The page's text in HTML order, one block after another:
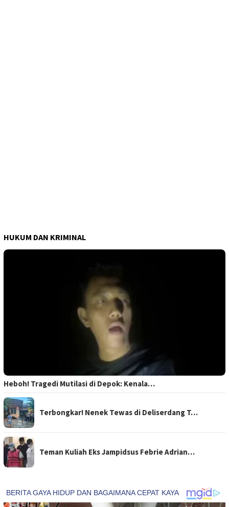
HUKUM DAN KRIMINAL
Heboh! Tragedi Mutilasi di Depok: Kenala…
Terbongkar! Nenek Tewas di Deliserdang T…
Teman Kuliah Eks Jampidsus Febrie Adrian…